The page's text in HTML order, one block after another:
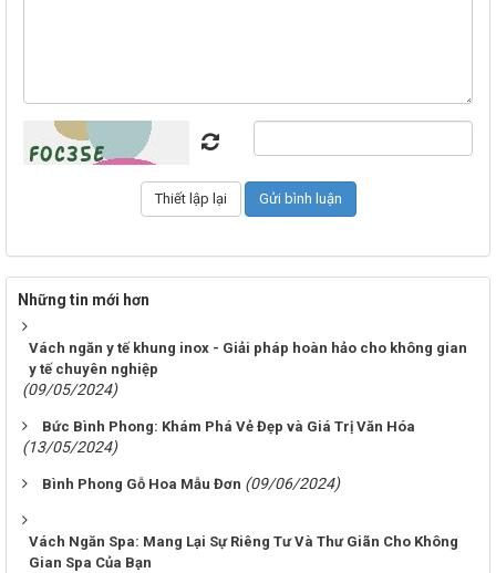
Những tin mới hơn
Vách ngăn y tế khung inox - Giải pháp hoàn hảo cho không gian
y tế chuyên nghiệp
(09/05/2024)
Bức Bình Phong: Khám Phá Vẻ Đẹp và Giá Trị Văn Hóa
(13/05/2024)
Bình Phong Gỗ Hoa Mẫu Đơn (09/06/2024)
Vách Ngăn Spa: Mang Lại Sự Riêng Tư Và Thư Giãn Cho Không
Gian Spa Của Bạn